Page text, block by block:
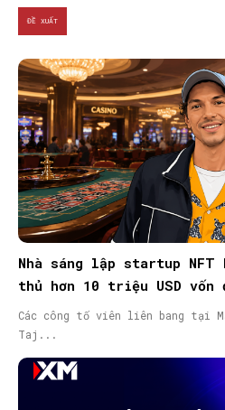
ĐỀ XUẤT
Nhà sáng lập startup
thủ hơn 10 triệu USD vốn
Các công tố viên liên bang tại
Taj...